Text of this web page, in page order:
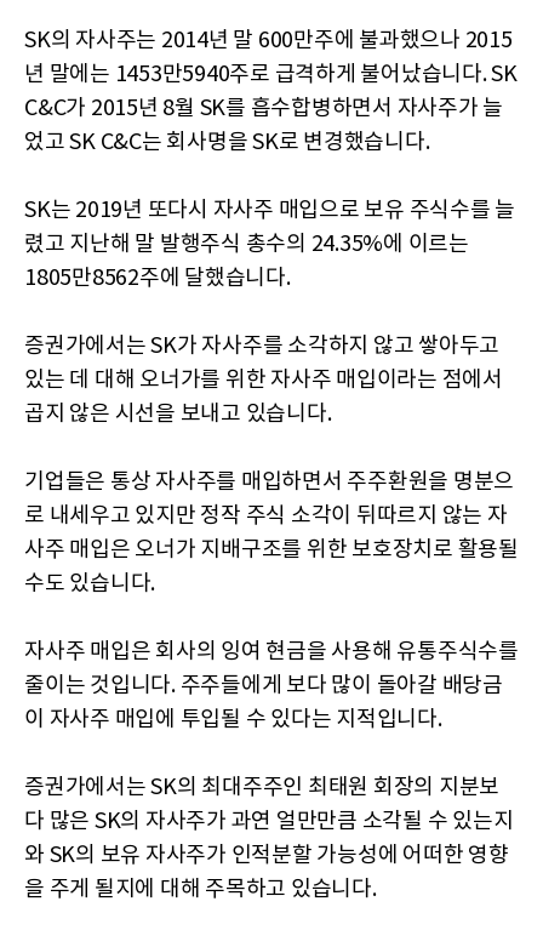
SK의 자사주는 2014년 말 600만주에 불과했으나 2015
년 말에는 1453만5940주로 급격하게 불어났습니다. SK
C&C가 2015년 8월 SK를 흡수합병하면서 자사주가 늘
었고 SK C&C는 회사명을 SK로 변경했습니다.
SK는 2019년 또다시 자사주 매입으로 보유 주식수를 늘
렸고 지난해 말 발행주식 총수의 24.35%에 이르는
1805만8562주에 달했습니다.
증권가에서는 SK가 자사주를 소각하지 않고 쌓아두고
있는 데 대해 오너가를 위한 자사주 매입이라는 점에서
곱지 않은 시선을 보내고 있습니다.
기업들은 통상 자사주를 매입하면서 주주환원을 명분으
로 내세우고 있지만 정작 주식 소각이 뒤따르지 않는 자
사주 매입은 오너가 지배구조를 위한 보호장치로 활용될
수도 있습니다.
자사주 매입은 회사의 잉여 현금을 사용해 유통주식수를
줄이는 것입니다. 주주들에게 보다 많이 돌아갈 배당금
이 자사주 매입에 투입될 수 있다는 지적입니다.
증권가에서는 SK의 최대주주인 최태원 회장의 지분보
다 많은 SK의 자사주가 과연 얼만만큼 소각될 수 있는지
와 SK의 보유 자사주가 인적분할 가능성에 어떠한 영향
을 주게 될지에 대해 주목하고 있습니다.